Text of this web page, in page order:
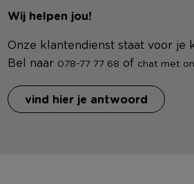
Wij helpen jou!
Onze klantendienst staat voor je
Bel naar 078-77 77 68 of chat met
vind hier je antwoord